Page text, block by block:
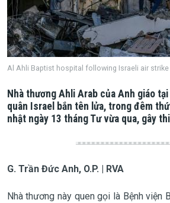
Al Ahli Baptist hospital following Israeli air strike
Nhà thương Ahli Arab của Anh giáo
quân Israel bắn tên lửa, trong đêm
nhật ngày 13 tháng Tư vừa qua, gây
G. Trần Đức Anh, O.P. | RVA
Nhà thương này quen gọi là Bệnh viện